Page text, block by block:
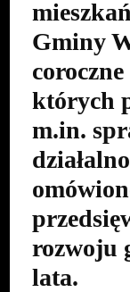
Gminy
których
m.in.
rozwoju
lata.